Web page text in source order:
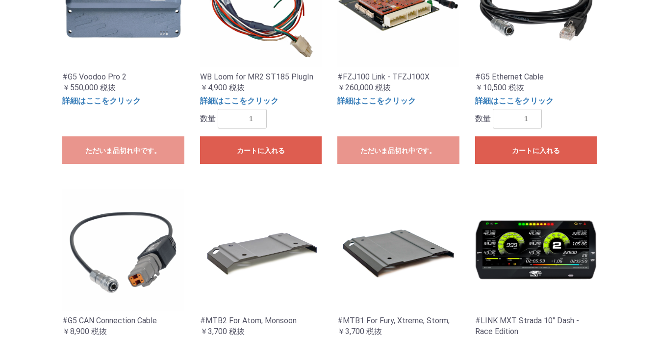
#G5 Voodoo Pro 2
￥550,000 税抜
詳細はここをクリック
ただいま品切れ中です。
WB Loom for MR2 ST185 PlugIn
￥4,900 税抜
詳細はここをクリック
数量
カートに入れる
#FZJ100 Link - TFZJ100X
￥260,000 税抜
詳細はここをクリック
ただいま品切れ中です。
#G5 Ethernet Cable
￥10,500 税抜
詳細はここをクリック
数量
カートに入れる
#G5 CAN Connection Cable
￥8,900 税抜
#MTB2 For Atom, Monsoon
￥3,700 税抜
#MTB1 For Fury, Xtreme, Storm,
￥3,700 税抜
#LINK MXT Strada 10" Dash -
Race Edition